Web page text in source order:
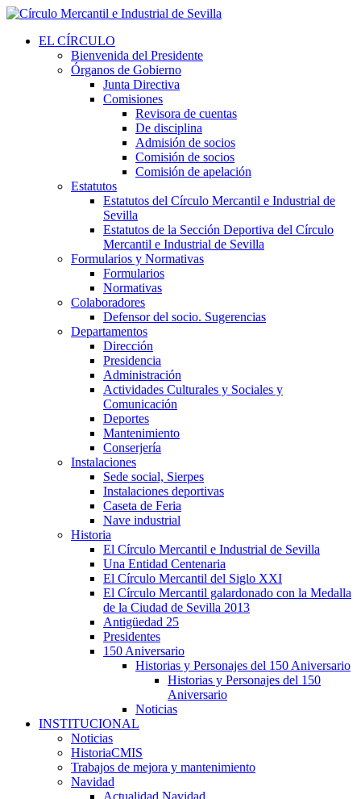
EL CÍRCULO
Bienvenida del Presidente
Órganos de Gobierno
Junta Directiva
Comisiones
Revisora de cuentas
De disciplina
Admisión de socios
Comisión de socios
Comisión de apelación
Estatutos
Estatutos del Círculo Mercantil e Industrial de
Sevilla
Estatutos de la Sección Deportiva del Círculo
Mercantil e Industrial de Sevilla
Formularios y Normativas
Formularios
Normativas
Colaboradores
Defensor del socio. Sugerencias
Departamentos
Dirección
Presidencia
Administración
Actividades Culturales y Sociales y
Comunicación
Deportes
Mantenimiento
Conserjería
Instalaciones
Sede social, Sierpes
Instalaciones deportivas
Caseta de Feria
Nave industrial
Historia
El Círculo Mercantil e Industrial de Sevilla
Una Entidad Centenaria
El Círculo Mercantil del Siglo XXI
El Círculo Mercantil galardonado con la Medalla
de la Ciudad de Sevilla 2013
Antigüedad 25
Presidentes
150 Aniversario
Historias y Personajes del 150 Aniversario
Historias y Personajes del 150
Aniversario
Noticias
INSTITUCIONAL
Noticias
HistoriaCMIS
Trabajos de mejora y mantenimiento
Navidad
Actualidad Navidad